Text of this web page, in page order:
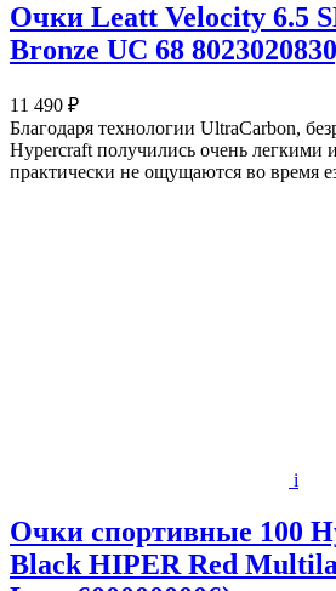
Очки Leatt Velocity 6.5
Bronze UC 68
11 490 ₽
Благодаря технологии UltraCarbon,
Hypercraft получились очень
практически не ощущаются во время
i
Очки спортивные 100
Black HIPER Red